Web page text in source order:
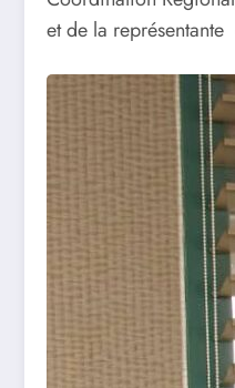
et de la